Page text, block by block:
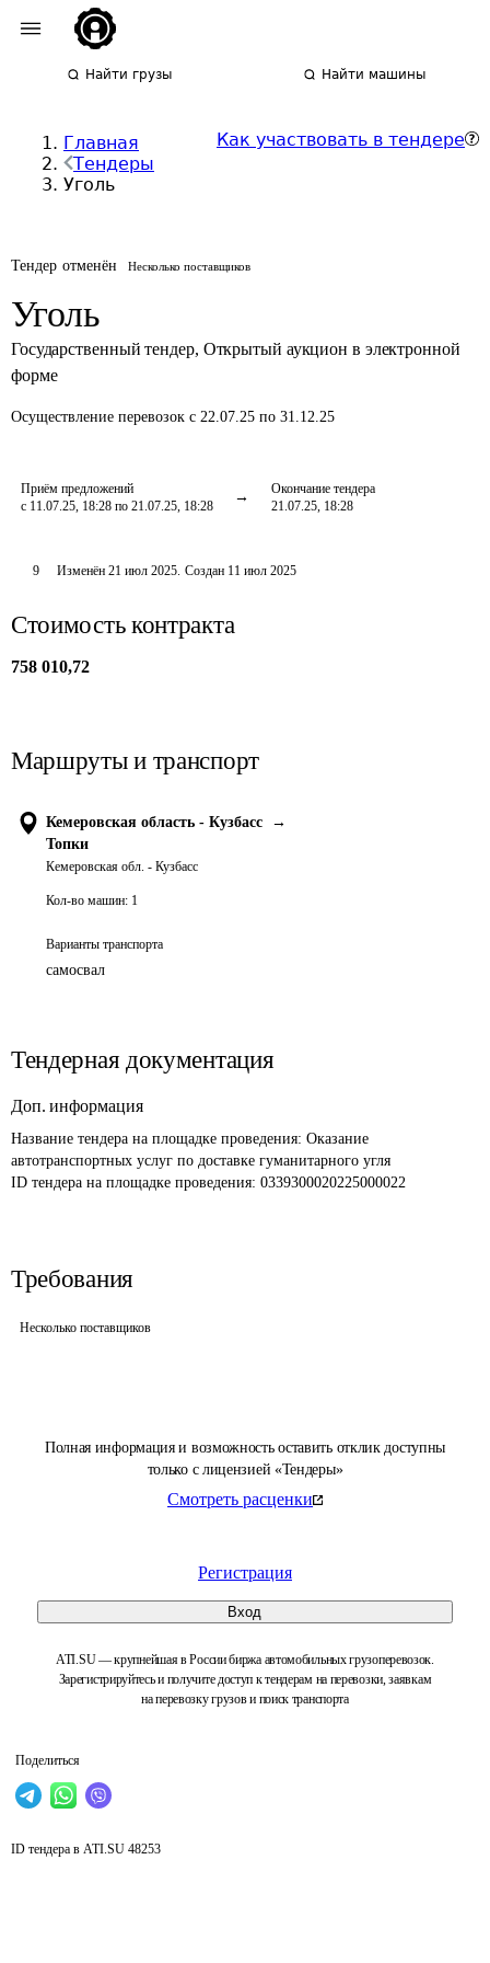
Найти грузы Найти машины
Главная
Тендеры
Уголь
Как участвовать в тендере
Тендер отменён Несколько поставщиков
Уголь
Государственный тендер, Открытый аукцион в электронной
форме
Осуществление перевозок с 22.07.25 по 31.12.25
Приём предложений
с 11.07.25, 18:28 по 21.07.25, 18:28
Окончание тендера
21.07.25, 18:28
Полная информация и возможность оставить отклик доступны
только с лицензией «Тендеры»
Смотреть расценки
Регистрация
Вход
ATI.SU — крупнейшая в России биржа автомобильных грузоперевозок.
Зарегистрируйтесь и получите доступ к тендерам на перевозки, заявкам
на перевозку грузов и поиск транспорта
Поделиться
9 Изменён 21 июл 2025. Создан 11 июл 2025
Стоимость контракта
758 010,72
Маршруты и транспорт
Кемеровская область - Кузбасс
→
Топки
Кемеровская обл. - Кузбасс
Кол-во машин: 1
Варианты транспорта
самосвал
Тендерная документация
Доп. информация
Название тендера на площадке проведения: Оказание
автотранспортных услуг по доставке гуманитарного угля
ID тендера на площадке проведения: 0339300020225000022
Требования
Несколько поставщиков
ID тендера в ATI.SU 48253